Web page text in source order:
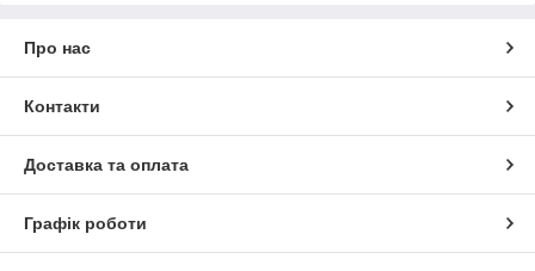
Про нас
Контакти
Доставка та оплата
Графік роботи